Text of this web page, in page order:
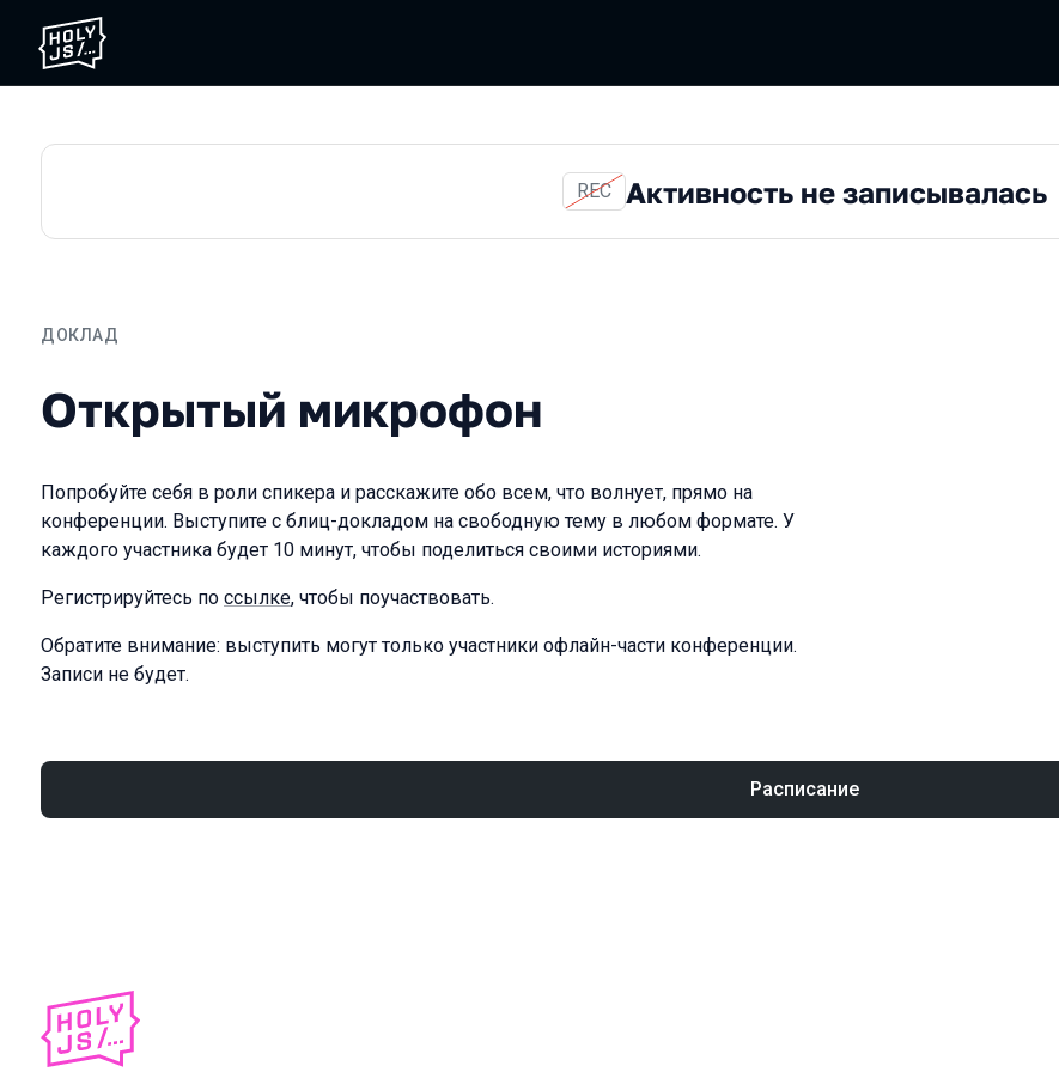
REC Активность не записывалась
ДОКЛАД
Открытый микрофон
Открытый микрофон
Попробуйте себя в роли спикера и расскажите обо всем, что волнует, прямо на
конференции. Выступите с блиц-докладом на свободную тему в любом формате. У
каждого участника будет 10 минут, чтобы поделиться своими историями.
Регистрируйтесь по ссылке, чтобы поучаствовать.
Обратите внимание: выступить могут только участники офлайн-части конференции.
Записи не будет.
Расписание